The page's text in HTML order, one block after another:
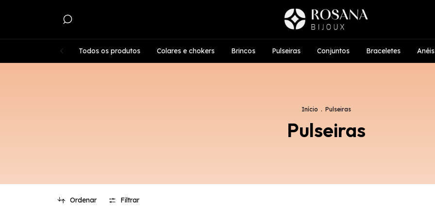
Todos os produtos Colares e chokers Brincos Pulseiras Conjuntos Braceletes Anéis
Início . Pulseiras
Pulseiras
Ordenar Filtrar